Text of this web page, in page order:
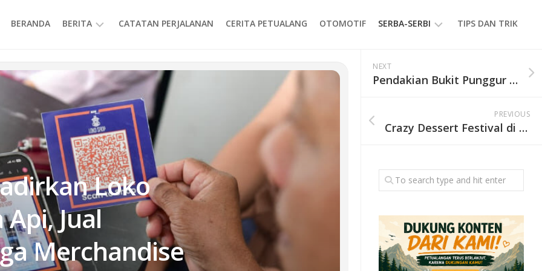
BERANDA BERITA CATATAN PERJALANAN CERITA PETUALANG OTOMOTIF SERBA-SERBI
EVENT
GAYA
TIPS DAN TRIK
Loko
Jual
Merchandise
NEXT
Pendakian Bukit Punggur via Talang Mangga Ditutup Sementara, Catat Jadwalnya
PREVIOUS
Crazy Dessert Festival di ASHTA District 8: Hadirkan 35 Brand Spesialis Manis